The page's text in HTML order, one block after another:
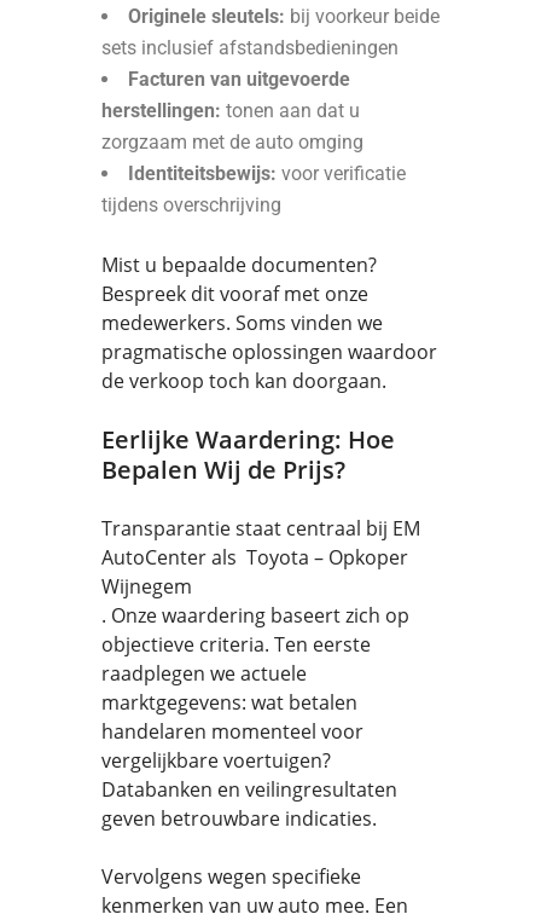
Originele sleutels: bij voorkeur beide
sets inclusief afstandsbedieningen
Facturen van uitgevoerde
herstellingen: tonen aan dat u
zorgzaam met de auto omging
Identiteitsbewijs: voor verificatie
tijdens overschrijving
Mist u bepaalde documenten?
Bespreek dit vooraf met onze
medewerkers. Soms vinden we
pragmatische oplossingen waardoor
de verkoop toch kan doorgaan.
Eerlijke Waardering: Hoe
Bepalen Wij de Prijs?
Transparantie staat centraal bij EM
AutoCenter als Toyota – Opkoper
Wijnegem
. Onze waardering baseert zich op
objectieve criteria. Ten eerste
raadplegen we actuele
marktgegevens: wat betalen
handelaren momenteel voor
vergelijkbare voertuigen?
Databanken en veilingresultaten
geven betrouwbare indicaties.
Vervolgens wegen specifieke
kenmerken van uw auto mee. Een